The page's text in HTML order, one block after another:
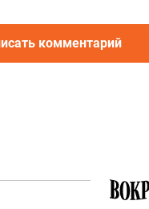
комментарий